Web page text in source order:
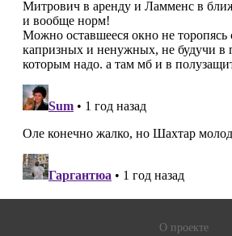
О проекте